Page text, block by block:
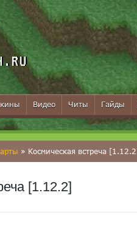
Видео Читы Гайды
» Космическая встреча
[1.12.2]